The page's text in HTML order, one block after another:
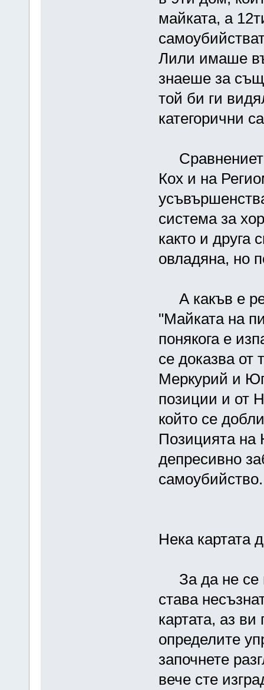
майката, а
Лили имаше
знаеше за
той би ги
категорични
Кох и на
система за
както и друга
овладяна, но
А какъв е
"Майката на
понякога е
се доказва от
Меркурий и
позиции и от
който се
Позицията на
депресивно
самоубийство.
Нека картата
За да не се
става
картата, аз
определите
започнете
вече сте